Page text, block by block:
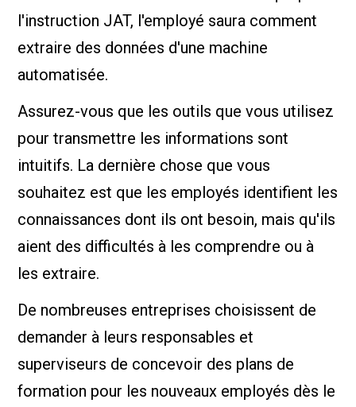
l'instruction JAT, l'employé saura comment
extraire des données d'une machine
automatisée.
Assurez-vous que les outils que vous utilisez
pour transmettre les informations sont
intuitifs. La dernière chose que vous
souhaitez est que les employés identifient les
connaissances dont ils ont besoin, mais qu'ils
aient des difficultés à les comprendre ou à
les extraire.
De nombreuses entreprises choisissent de
demander à leurs responsables et
superviseurs de concevoir des plans de
formation pour les nouveaux employés dès le